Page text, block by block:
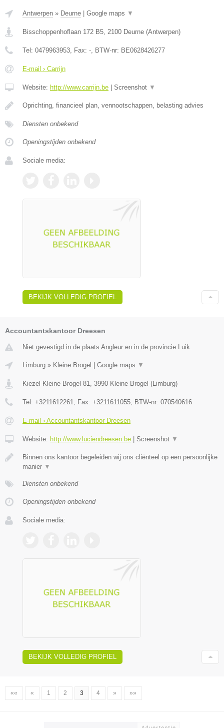
Antwerpen » Deurne Google maps ▼
Bisschoppenhoflaan 172 B5, 2100 Deurne (Antwerpen)
Tel: 0479963953, Fax: -, BTW-nr: BE0628426277
E-mail › Carrijn
Website: http://www.carrijn.be Screenshot ▼
Oprichting, financieel plan, vennootschappen, belasting advies
Diensten onbekend
Openingstijden onbekend
Sociale media:
BEKIJK VOLLEDIG PROFIEL
Accountantskantoor Dreesen
Niet gevestigd in de plaats Angleur en in de provincie Luik.
Limburg » Kleine Brogel Google maps ▼
Kiezel Kleine Brogel 81 3990 Kleine Brogel ( Limburg)
Tel: +3211612261 , Fax: +3211611055 , BTW-nr: 070540616
E-mail › Accountantskantoor Dreesen
Website: http://www.luciendreesen.be Screenshot ▼
Binnen ons kantoor begeleiden wij ons cliënteel op een persoonlijke
manier ▼
Diensten onbekend
Openingstijden onbekend
Sociale media:
BEKIJK VOLLEDIG PROFIEL
«« « 1 2 3 4 » »»